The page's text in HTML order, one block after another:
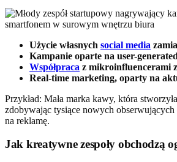
Użycie własnych social media
Kampanie oparte na user-
Współpraca z mikroinfluencerami
Real-time marketing, oparty na
Przykład: Mała marka kawy, która
zdobywając tysiące nowych
na reklamę.
Jak kreatywne zespoły obchodzą